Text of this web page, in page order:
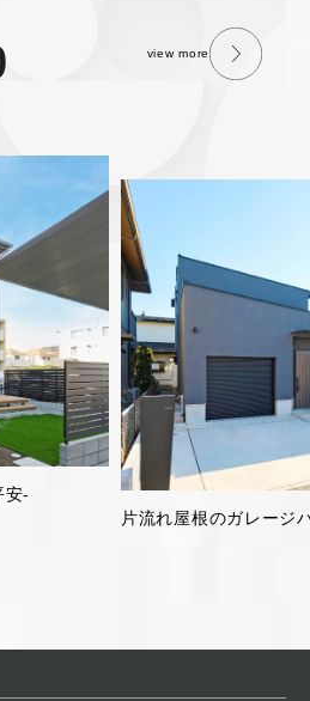
view more
明るく開放的な2階リ